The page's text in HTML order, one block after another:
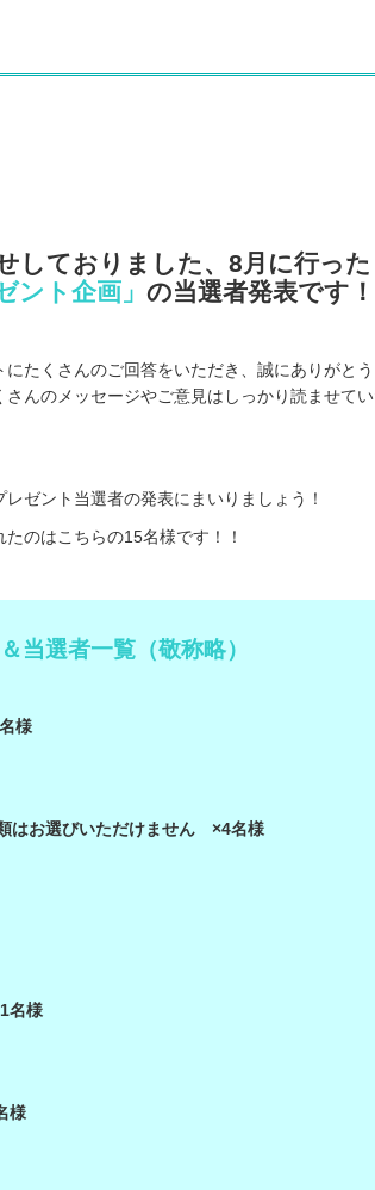
しておりました、8月に行った
ント企画」 の当選者発表です！
たくさんのご回答をいただき、誠にありがとう
さんのメッセージやご意見はしっかり読ませて
ゼント当選者の発表にまいりましょう！
のはこちらの15名様です！！
当選者一覧（敬称略）
様
はお選びいただけません ×4名様
名様
様